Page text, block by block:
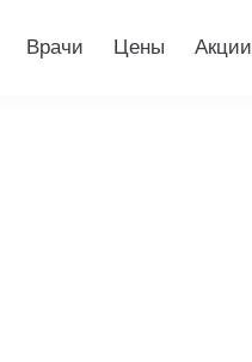
Врачи Цены Акции